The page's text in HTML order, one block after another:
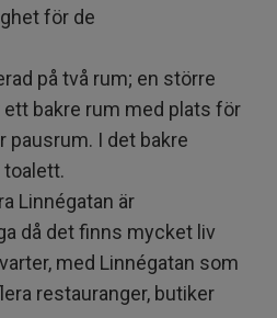
för de
på två rum; en större
bakre rum med plats för
pausrum. I det bakre
Linnégatan är
då det finns mycket liv
med Linnégatan som
restauranger, butiker